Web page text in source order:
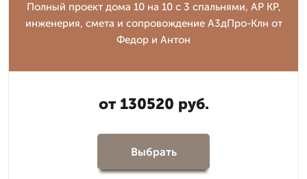
Полный проект дома 10 на 10 с 3 спальнями, АР КР,
инженерия, смета и сопровождение А3дПро-Клн от
Федор и Антон
от 130520 руб.
Выбрать